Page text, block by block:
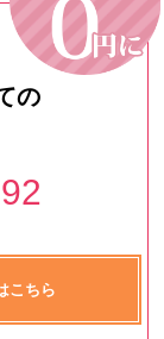
の
こちら